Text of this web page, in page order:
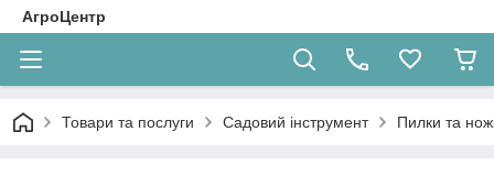
АгроЦентр
Товари та послуги Садовий інструмент Пилки та